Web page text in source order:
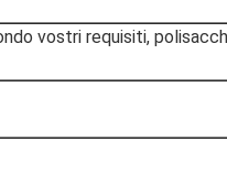
vostri requisiti,